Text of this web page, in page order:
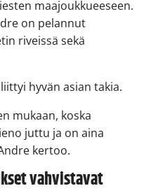
maajoukkueeseen.
on pelannut
riveissä sekä
hyvän asian takia.
mukaan, koska
juttu ja on aina
kertoo.
vahvistavat